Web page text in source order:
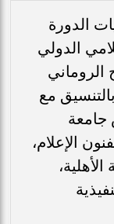
الدورة
الدولي
الروماني
مع
جامعة
الإعلام،